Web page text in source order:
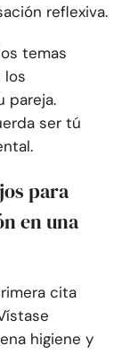
reflexiva.
temas
los
pareja.
ser tú
para
en una
cita
higiene y